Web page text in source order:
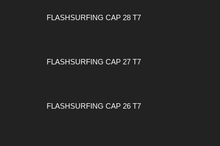
FLASHSURFING CAP 28 T7
FLASHSURFING CAP 27 T7
FLASHSURFING CAP 26 T7